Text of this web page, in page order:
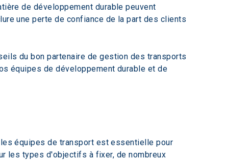
de développement durable peuvent
une perte de confiance de la part des clients
du bon partenaire de gestion des transports
équipes de développement durable et de
équipes de transport est essentielle pour
les types d'objectifs à fixer, de nombreux